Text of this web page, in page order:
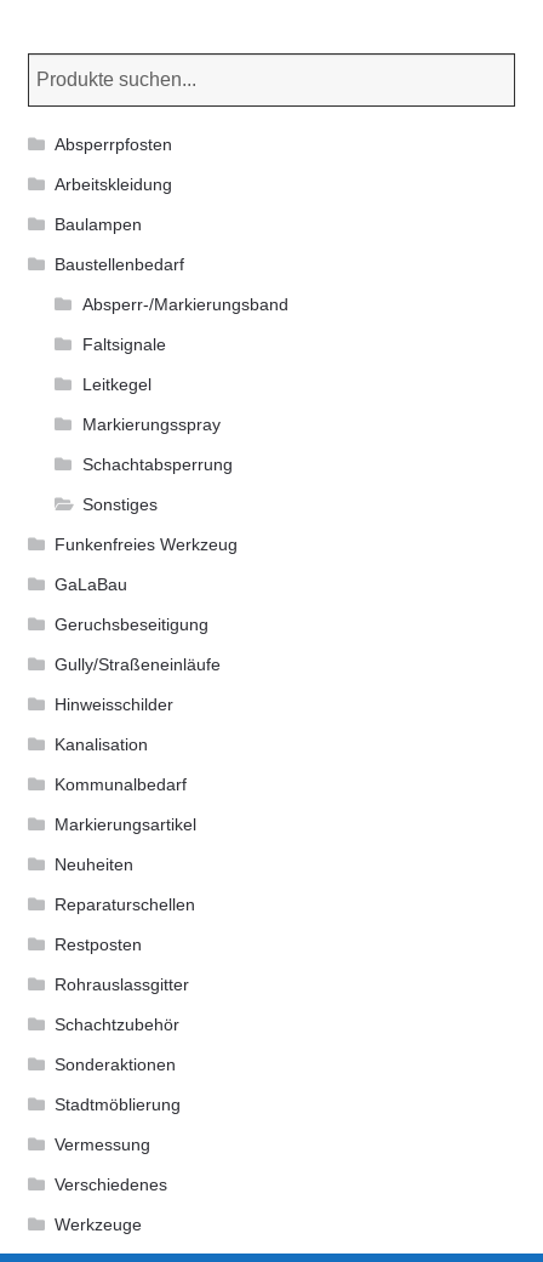
Die
Absperrpfosten
Arbeitskleidung
Baulampen
Baustellenbedarf
Absperr-/Markierungsband
Faltsignale
Leitkegel
Markierungsspray
Schachtabsperrung
Sonstiges
Funkenfreies Werkzeug
GaLaBau
Geruchsbeseitigung
Gully/Straßeneinläufe
Hinweisschilder
Kanalisation
Kommunalbedarf
Markierungsartikel
Neuheiten
Reparaturschellen
Restposten
Rohrauslassgitter
Schachtzubehör
Sonderaktionen
Stadtmöblierung
Vermessung
Verschiedenes
Werkzeuge